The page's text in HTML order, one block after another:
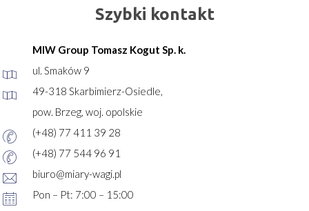
Szybki kontakt
MIW Group Tomasz Kogut Sp. k.
ul. Smaków 9
49-318 Skarbimierz-Osiedle,
pow. Brzeg, woj. opolskie
(+48) 77 411 39 28
(+48) 77 544 96 91
biuro@miary-wagi.pl
Pon – Pt: 7:00 – 15:00